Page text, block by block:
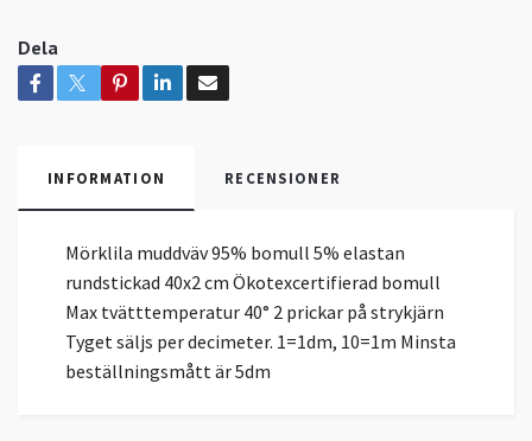
Dela
INFORMATION RECENSIONER
Mörklila muddväv 95% bomull 5% elastan
rundstickad 40x2 cm Ökotexcertifierad bomull
Max tvätttemperatur 40° 2 prickar på strykjärn
Tyget säljs per decimeter. 1=1dm, 10=1m Minsta
beställningsmått är 5dm